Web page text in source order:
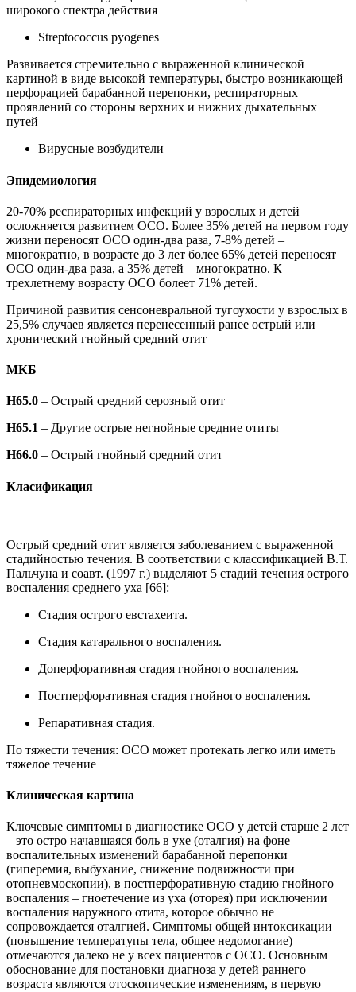
широкого спектра действия
Streptococcus pyogenes
Развивается стремительно с выраженной клинической
картиной в виде высокой температуры, быстро возникающей
перфорацией барабанной перепонки, респираторных
проявлений со стороны верхних и нижних дыхательных
путей
Вирусные возбудители
Эпидемиология
20-70% респираторных инфекций у взрослых и детей
осложняется развитием ОСО. Более 35% детей на первом году
жизни переносят ОСО один-два раза, 7-8% детей –
многократно, в возрасте до 3 лет более 65% детей переносят
ОСО один-два раза, а 35% детей – многократно. К
трехлетнему возрасту ОСО болеет 71% детей.
Причиной развития сенсоневральной тугоухости у взрослых в
25,5% случаев является перенесенный ранее острый или
хронический гнойный средний отит
МКБ
H65.0 – Острый средний серозный отит
H65.1 – Другие острые негнойные средние отиты
H66.0 – Острый гнойный средний отит
Класификация
Острый средний отит является заболеванием с выраженной
стадийностью течения. В соответствии с классификацией В.Т.
Пальчуна и соавт. (1997 г.) выделяют 5 стадий течения острого
воспаления среднего уха [66]:
Стадия острого евстахеита.
Стадия катарального воспаления.
Доперфоративная стадия гнойного воспаления.
Постперфоративная стадия гнойного воспаления.
Репаративная стадия.
По тяжести течения: ОСО может протекать легко или иметь
тяжелое течение
Клиническая картина
Ключевые симптомы в диагностике ОСО у детей старше 2 лет
– это остро начавшаяся боль в ухе (оталгия) на фоне
воспалительных изменений барабанной перепонки
(гиперемия, выбухание, снижение подвижности при
отопневмоскопии), в постперфоративную стадию гнойного
воспаления – гноетечение из уха (оторея) при исключении
воспаления наружного отита, которое обычно не
сопровождается оталгией. Симптомы общей интоксикации
(повышение температупы тела, общее недомогание)
отмечаются далеко не у всех пациентов с ОСО. Основным
обоснование для постановки диагноза у детей раннего
возраста являются отоскопические изменениям, в первую